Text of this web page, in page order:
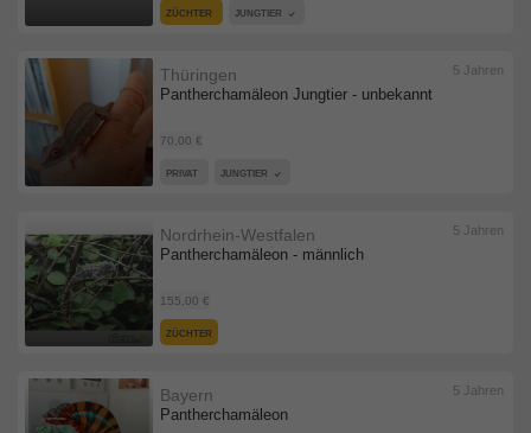
ZÜCHTER JUNGTIER
Pantherchamäleon Jungtier - unbekannt
Thüringen
70,00 €
5 Jahren
PRIVAT JUNGTIER
Pantherchamäleon - männlich
Nordrhein-Westfalen
155,00 €
5 Jahren
ZÜCHTER
Pantherchamäleon
Bayern 5 Jahren